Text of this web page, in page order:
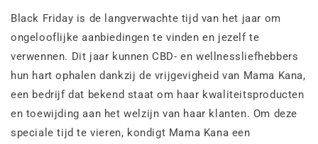
Black Friday is de langverwachte tijd van het jaar om
ongelooflijke aanbiedingen te vinden en jezelf te
verwennen. Dit jaar kunnen CBD- en wellnessliefhebbers
hun hart ophalen dankzij de vrijgevigheid van Mama Kana,
een bedrijf dat bekend staat om haar kwaliteitsproducten
en toewijding aan het welzijn van haar klanten. Om deze
speciale tijd te vieren, kondigt Mama Kana een